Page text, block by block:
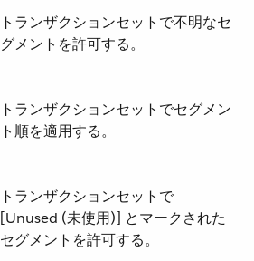
トランザクションセットで不明なセ
グメントを許可する。
トランザクションセットでセグメン
ト順を適用する。
トランザクションセットで
[Unused (未使用)] とマークされた
セグメントを許可する。